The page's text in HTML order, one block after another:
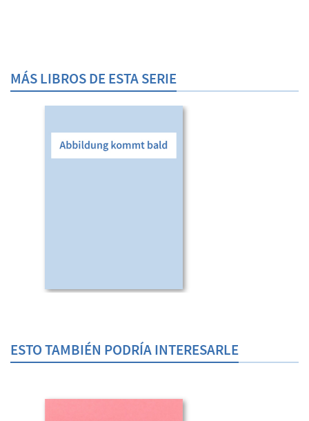
MÁS LIBROS DE ESTA SERIE
ESTO TAMBIÉN PODRÍA INTERESARLE